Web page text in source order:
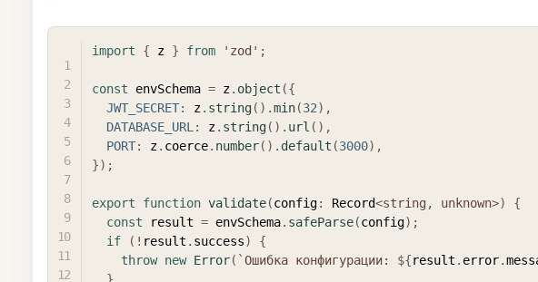
import { z } from 'zod' ;
const envSchema = z. object ({
JWT_SECRET: z. string( ) .min(32) ,
DATABASE_URL : z. string( ) . url ( ) ,
PORT: z. coerce. number( ) . default (3000) ,
}) ;
export function validate(config: Record<string , unknown>)
{
const result = envSchema. safeParse(config) ;
if
( ! result . success)
{
throw new Error( `Ошибка конфигурации: ${result . error.
}